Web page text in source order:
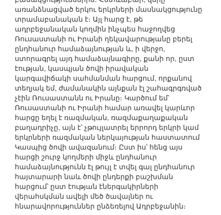
առանձնացված երկու երկրների մասնակցությունը
տրամաբանական է։ Այլ հարց է, թե
ադրբեջանական կողմին ինչպես հաջողվեց
Ռուսաստանի ու Իրանի ղեկավարությանը բերել
ընդհանուր համաձայնության և, ի վերջո,
ստորագրել այդ համաձայնագիրը, քանի որ, ըստ
էության, կասպյան ծովի իրավական
կարգավիճակի սահմանման հարցում, որքանով
տեղյակ եմ, ժամանակին այնքան էլ շահագրգռված
չէին Ռուսաստանն ու Իրանը։ Կարծում եմ՝
Ռուսաստանի ու Իրանի համար առավել կարևոր
հարցը եղել է ռազմական, ռազմաքաղաքական
բաղադրիչը, այն է՝ չթույլատրել երրորդ երկրի կամ
երկրների ռազմական ներկայության հաստատում
Կասպից ծովի ավազանում։ Ըստ իս՝ հենց այս
հարցի շուրջ կողմերի միջև ընդհանուր
համաձայնությունն էլ թույլ է տվել գալ ընդհանուր
հայտարարի նաև ծովի ընդերքի բաշխման
հարցում՝ ըստ էության էներգակիրների
վերահսկման ավելի մեծ ծավալներ ու
հնարավորություններ ընձեռելով Ադրբեջանին։